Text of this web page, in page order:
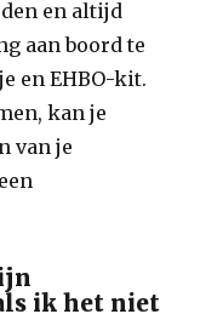
en altijd
aan boord te
en EHBO-kit.
kan je
van je
ik het niet